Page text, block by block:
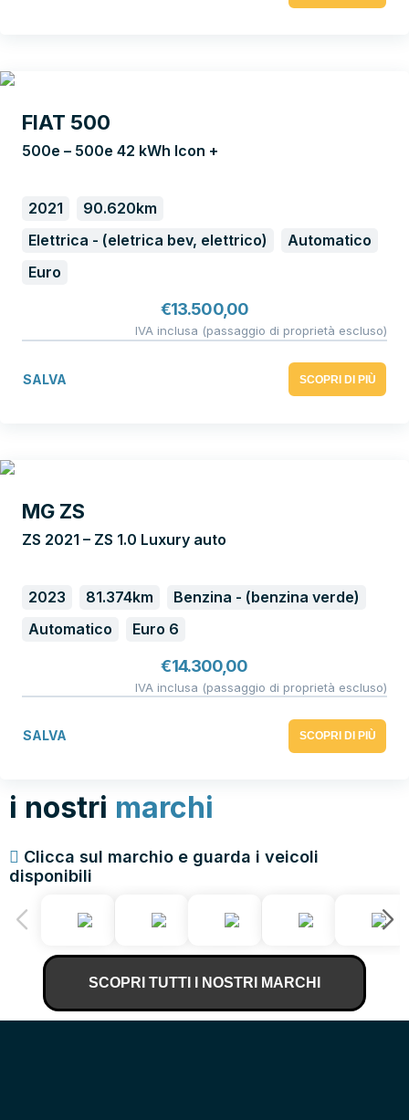
FIAT 500
500e – 500e 42 kWh Icon +
2021
90.620km
Elettrica - (eletrica bev, elettrico)
Automatico
Euro
€13.500,00
IVA inclusa (passaggio di proprietà escluso)
SALVA SCOPRI DI PIÙ
MG ZS
ZS 2021 – ZS 1.0 Luxury auto
2023 81.374km
Benzina - (benzina verde)
Automatico
Euro 6
€14.300,00
IVA inclusa (passaggio di proprietà escluso)
SALVA SCOPRI DI PIÙ
i nostri marchi
Clicca sul marchio e guarda i veicoli
disponibili
SCOPRI TUTTI I NOSTRI MARCHI